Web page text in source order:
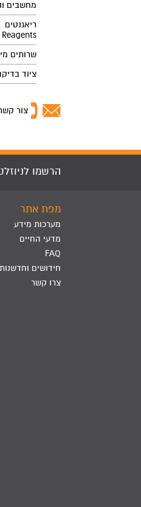
מחשבים
ריאגנטים
Reagents
שרותים
ציוד
צור
הרשמו
מפת אתר
מערכות מידע
מדעי החיים
FAQ
חידושים וחדשנות
צרו קשר